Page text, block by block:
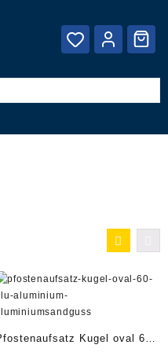
Kugel oval 60